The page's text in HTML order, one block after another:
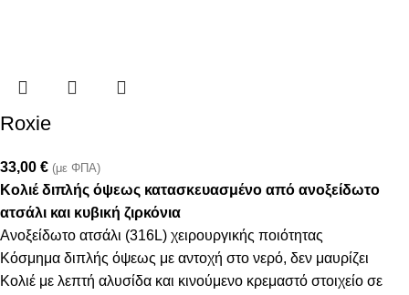
Roxie
33,00 € (με ΦΠΑ)
Κολιέ διπλής όψεως κατασκευασμένο από ανοξείδωτο
ατσάλι και κυβική ζιρκόνια
Ανοξείδωτο ατσάλι (316L) χειρουργικής ποιότητας
Κόσμημα διπλής όψεως με αντοχή στο νερό, δεν μαυρίζει
Κολιέ με λεπτή αλυσίδα και κινούμενο κρεμαστό στοιχείο σε